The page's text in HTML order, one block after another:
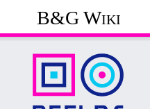
B&G Wiki